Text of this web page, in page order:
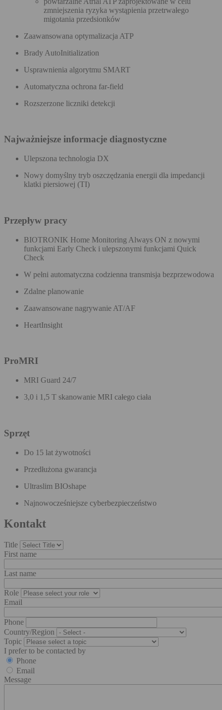
zmniejszenia ryzyka wystąpienia przetrwałego
migotania przedsionków
Zaawansowana optymalizacja ATP
Brady AutoInitialization
Usprawnienia algorytmu SMART
Automatyczna ochrona far-field
Rozszerzone liczniki detekcji
Najważniejsze informacje diagnostyczne
Ulepszona technologia DX
Nowy domyślny tryb oszczędzania energii dla impedancji
klatki piersiowej (TI)
Przepływ pracy
BIOTRONIK Home Monitoring Always ON z nowymi
funkcjami Early Check i ulepszonymi funkcjami Quick
Check
W pełni automatyczna codzienna transmisja bezprzewodowa​
​Zdalne planowanie
Zaawansowane nagrywanie AT/AF
HeartInsight
ProMRI
MRI Guard 24/7
3,0 i 1,5 T skanowanie MRI całego ciała
Sprzęt
Do 15 lat żywotności
Przedłużona gwarancja
Ultraslim BIOshape
Najnowocześniejsze cyberbezpieczeństwo
Kontakt
Title
First name
Last name
Role
Email
Phone
Country/Region
Topic
I prefer to be contacted by
Phone
Email
Message